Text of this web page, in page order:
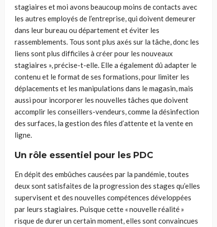
stagiaires et moi avons beaucoup moins de contacts avec
les autres employés de l’entreprise, qui doivent demeurer
dans leur bureau ou département et éviter les
rassemblements. Tous sont plus axés sur la tâche, donc les
liens sont plus difficiles à créer pour les nouveaux
stagiaires », précise-t-elle. Elle a également dû adapter le
contenu et le format de ses formations, pour limiter les
déplacements et les manipulations dans le magasin, mais
aussi pour incorporer les nouvelles tâches que doivent
accomplir les conseillers-vendeurs, comme la désinfection
des surfaces, la gestion des files d’attente et la vente en
ligne.
Un rôle essentiel pour les PDC
En dépit des embûches causées par la pandémie, toutes
deux sont satisfaites de la progression des stages qu’elles
supervisent et des nouvelles compétences développées
par leurs stagiaires. Puisque cette « nouvelle réalité »
risque de durer un certain moment, elles sont convaincues